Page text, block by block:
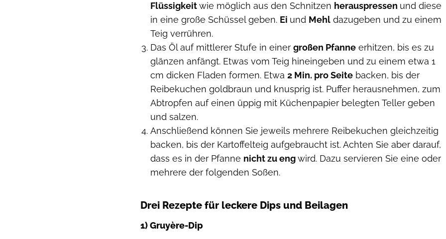
Flüssigkeitwie möglich aus den Schnitzen herauspressen und diese
in eine große Schüssel geben. Ei und Mehl dazugeben und zu einem
Teig verrühren.
Das Öl auf mittlerer Stufe in einer großen Pfanne erhitzen, bis es zu
glänzen anfängt. Etwas vom Teig hineingeben und zu einem etwa 1
cm dicken Fladen formen. Etwa 2 Min. pro Seite backen, bis der
Reibekuchen goldbraun und knusprig ist. Puffer herausnehmen, zum
Abtropfen auf einen üppig mit Küchenpapier belegten Teller geben
und salzen.
Anschließend können Sie jeweils mehrere Reibekuchen gleichzeitig
backen, bis der Kartoffelteig aufgebraucht ist. Achten Sie aber darauf,
dass es in der Pfanne nicht zu engwird. Dazu servieren Sie eine oder
mehrere der folgenden Soßen.
Drei Rezepte für leckere Dips und Beilagen
1) Gruyère-Dip